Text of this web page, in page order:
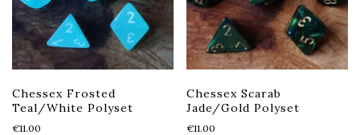
Chessex Frosted
Teal/White Polyset
€11.00
Chessex Scarab
Jade/Gold Polyset
€11.00